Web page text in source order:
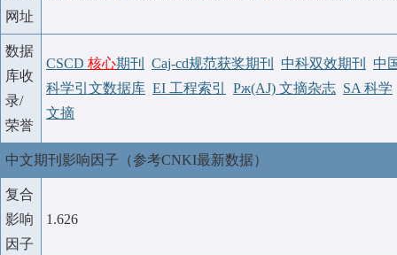
网址
数据
库收
录/
荣誉
CSCD 核心期刊 Caj-cd规范获奖期刊 中科双效期刊
中
科学引文数据库 EI 工程索引 Pж(AJ) 文摘杂志 SA 科学
文摘
中文期刊影响因子（参考CNKI最新数据）
复合
影响
因子
1.626